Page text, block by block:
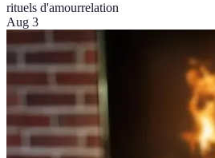
rituels d'amourrelation
Aug 3